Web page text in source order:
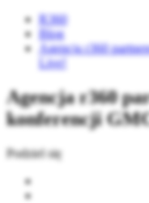
R360
Blog
Agencja r360
Live!
Agencja r360
konferencji
Podziel się